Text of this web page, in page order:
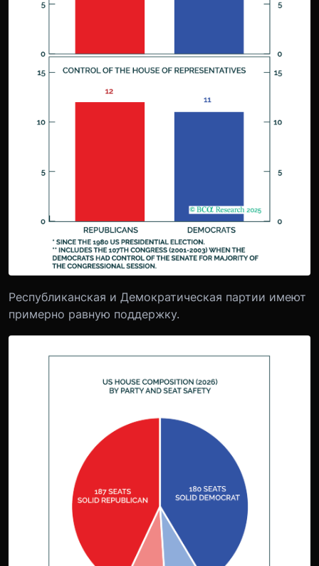
Республиканская и Демократическая партии имеют
примерно равную поддержку.